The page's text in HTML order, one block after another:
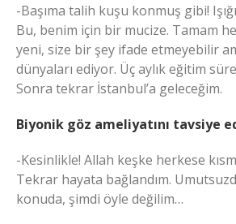
-Başıma talih kuşu konmuş gibi!
Bu, benim için bir mucize. Tamam
yeni, size bir şey ifade etmeyebilir
dünyaları ediyor. Üç aylık eğitim
Sonra tekrar İstanbul’a geleceğim.
Biyonik göz ameliyatını tavsiye
-Kesinlikle! Allah keşke herkese
Tekrar hayata bağlandım.
konuda, şimdi öyle değilim…